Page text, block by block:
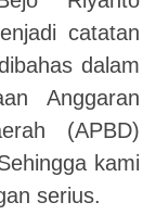
catatan
dalam
Anggaran
(APBD)
kami
serius.